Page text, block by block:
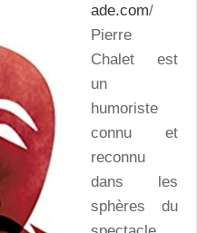
ade.com/
Pierre
Chalet est
un
humoriste
connu et
reconnu
dans les
sphères du